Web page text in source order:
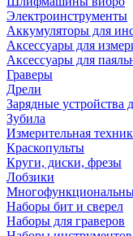
Электроинструменты
Аккумуляторы для
Аксессуары для
Аксессуары для
Граверы
Дрели
Зарядные устройства
Зубила
Измерительная
Краскопульты
Круги, диски, фрезы
Лобзики
Наборы бит и сверел
Наборы для граверов